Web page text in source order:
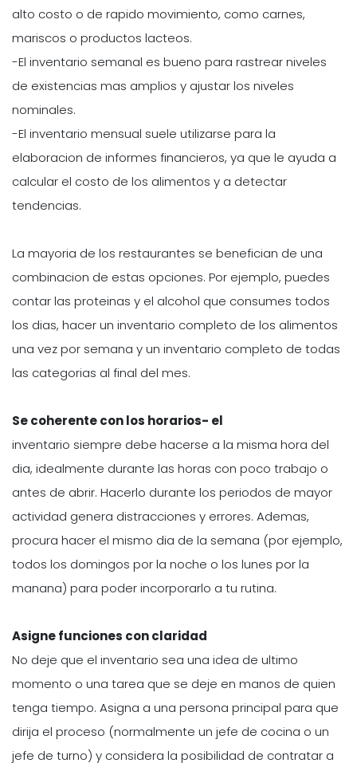
alto costo o de rapido movimiento, como carnes,
mariscos o productos lacteos.
-El inventario semanal es bueno para rastrear niveles
de existencias mas amplios y ajustar los niveles
nominales.
-El inventario mensual suele utilizarse para la
elaboracion de informes financieros, ya que le ayuda a
calcular el costo de los alimentos y a detectar
tendencias.
La mayoria de los restaurantes se benefician de una
combinacion de estas opciones. Por ejemplo, puedes
contar las proteinas y el alcohol que consumes todos
los dias, hacer un inventario completo de los alimentos
una vez por semana y un inventario completo de todas
las categorias al final del mes.
Se coherente con los horarios- el
inventario siempre debe hacerse a la misma hora del
dia, idealmente durante las horas con poco trabajo o
antes de abrir. Hacerlo durante los periodos de mayor
actividad genera distracciones y errores. Ademas,
procura hacer el mismo dia de la semana (por ejemplo,
todos los domingos por la noche o los lunes por la
manana) para poder incorporarlo a tu rutina.
Asigne funciones con claridad
No deje que el inventario sea una idea de ultimo
momento o una tarea que se deje en manos de quien
tenga tiempo. Asigna a una persona principal para que
dirija el proceso (normalmente un jefe de cocina o un
jefe de turno) y considera la posibilidad de contratar a